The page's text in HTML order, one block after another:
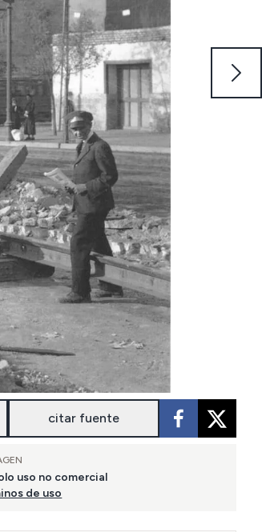
citar fuente
uso no comercial
de uso